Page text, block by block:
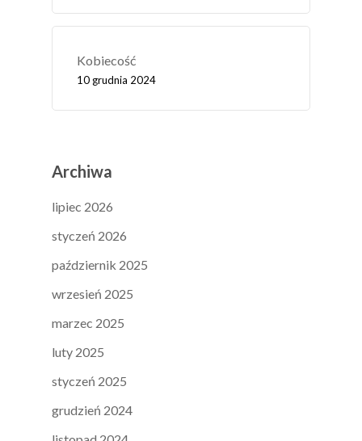
Kobiecość
10 grudnia 2024
Archiwa
lipiec 2026
styczeń 2026
październik 2025
wrzesień 2025
marzec 2025
luty 2025
styczeń 2025
grudzień 2024